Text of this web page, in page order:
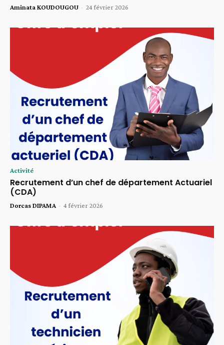
Aminata KOUDOUGOU - 24 février 2026
Activité
Recrutement d’un chef de département Actuariel
(CDA)
Dorcas DIPAMA - 4 février 2026